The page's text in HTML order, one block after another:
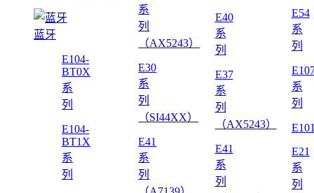
蓝牙
E104-
BT0X
系
列
E104-
BT1X
系
列
系
列
（AX5243）
E30
系
列
（SI44XX）
E41
系
列
E40
系
列
E37
系
列
（AX5243）
E41
系
列
E54
系
列
系
列
E21
系
列